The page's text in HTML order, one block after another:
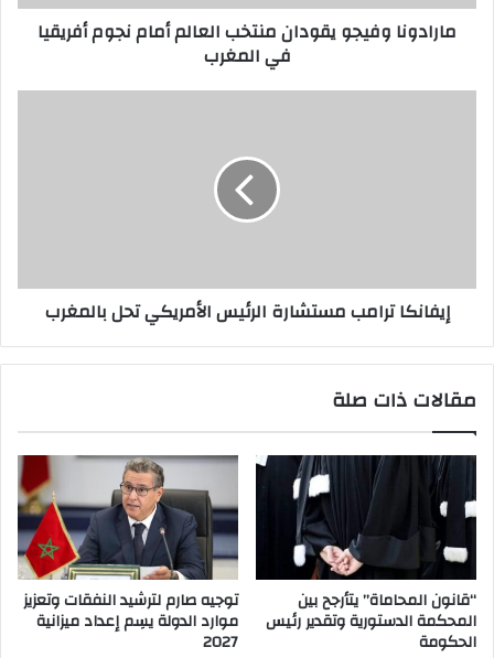
مارادونا وفيجو يقودان منتخب العالم أمام نجوم أفريقيا
في المغرب
إيفانكا ترامب مستشارة الرئيس الأمريكي تحل بالمغرب
مقالات ذات صلة
“قانون المحاماة” يتأرجح بين
المحكمة الدستورية وتقدير رئيس
الحكومة
توجيه صارم لترشيد النفقات وتعزيز
موارد الدولة يسِم إعداد ميزانية
2027